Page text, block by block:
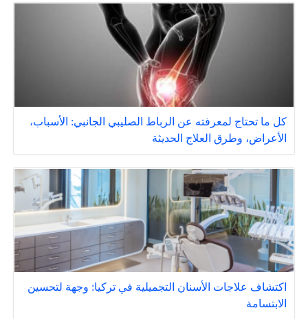
كل ما تحتاج لمعرفته عن الرباط الصليبي الجانبي: الأسباب،
الأعراض، وطرق العلاج الحديثة
اكتشاف علاجات الأسنان التجميلية في تركيا: وجهة لتحسين
الابتسامة